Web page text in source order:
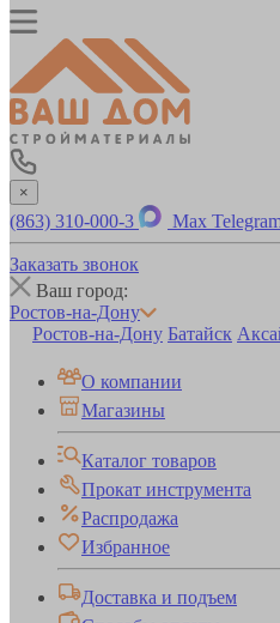
×
(863) 310-000-3 Max
Заказать звонок
Ваш город:
Ростов-на-Дону
Ростов-на-Дону Батайск
О компании
Магазины
Каталог товаров
Прокат инструмента
Распродажа
Избранное
Доставка и подъем